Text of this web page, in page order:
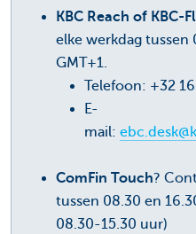
KBC Reach of KBC-
elke werkdag tussen
GMT+1.
Telefoon: +32
E-
mail:
ComFin Touch?
tussen 08.30 en
08.30-15.30 uur)